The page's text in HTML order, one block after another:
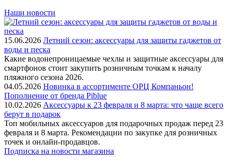
Наши новости
15.06.2026 Летний сезон: аксессуары для защиты гаджетов от
воды и песка
Какие водонепроницаемые чехлы и защитные аксессуары для
смартфонов стоит закупить розничным точкам к началу
пляжного сезона 2026.
04.05.2026 Новинка в ассортименте OРЦ Компаньон!
Пополнение от бренда Piblue
10.02.2026 Аксессуары к 23 февраля и 8 марта: что чаще всего
берут в подарок
Топ мобильных аксессуаров для подарочных продаж перед 23
февраля и 8 марта. Рекомендации по закупке для розничных
точек и онлайн-продавцов.
Подписка на новости магазина